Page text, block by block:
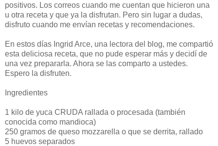
positivos. Los correos cuando me cuentan que hicieron una
u otra receta y que ya la disfrutan. Pero sin lugar a dudas,
disfruto cuando me envían recetas y recomendaciones.
En estos días Ingrid Arce, una lectora del blog, me compartió
esta deliciosa receta, que no pude esperar más y decidí de
una vez prepararla. Ahora se las comparto a ustedes.
Espero la disfruten.
Ingredientes
1 kilo de yuca CRUDA rallada o procesada (también
conocida como mandioca)
250 gramos de queso mozzarella o que se derrita, rallado
5 huevos separados